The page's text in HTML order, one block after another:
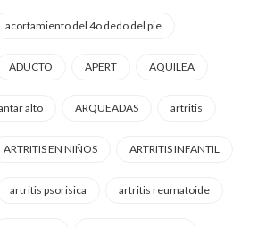
acortamiento del 4o dedo del pie
ADUCTO APERT AQUILEA
alto ARQUEADAS artritis
ARTRITIS EN NIÑOS ARTRITIS INFANTIL
artritis psorisica artritis reumatoide